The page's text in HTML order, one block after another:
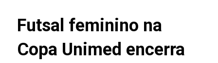
Futsal feminino na
Copa Unimed encerra